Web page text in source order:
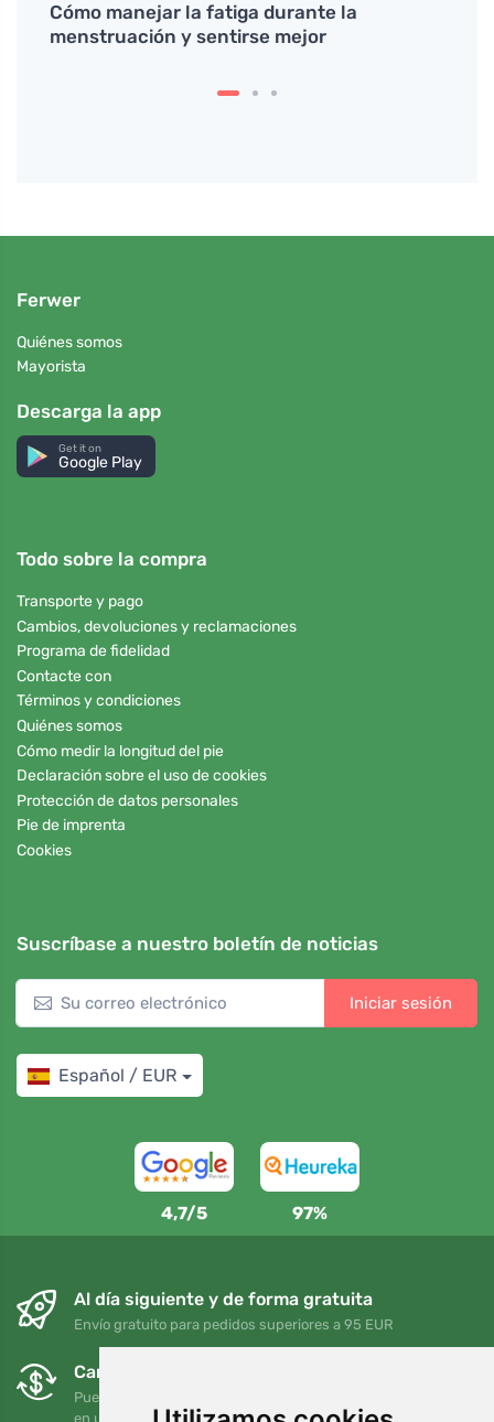
Cómo manejar la fatiga durante la
menstruación y sentirse mejor
Ferwer
Quiénes somos
Mayorista
Descarga la app
Get it on
Google Play
Todo sobre la compra
Transporte y pago
Cambios, devoluciones y reclamaciones
Programa de fidelidad
Contacte con
Términos y condiciones
Quiénes somos
Cómo medir la longitud del pie
Declaración sobre el uso de cookies
Protección de datos personales
Pie de imprenta
Cookies
Suscríbase a nuestro boletín de noticias
Iniciar sesión
Español / EUR
4,7/5 97%
Al día siguiente y de forma gratuita
Envío gratuito para pedidos superiores a 95 EUR
Cambios y devoluciones gratuitos
Puede devolver o cambiar su pedido en cualquier momento
en un plazo de 90 días